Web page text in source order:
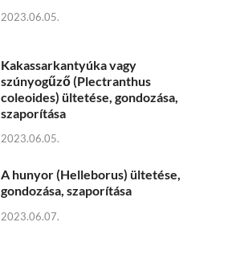
2023.06.05.
Kakassarkantyúka vagy
szúnyogűző (Plectranthus
coleoides) ültetése, gondozása,
szaporítása
2023.06.05.
A hunyor (Helleborus) ültetése,
gondozása, szaporítása
2023.06.07.